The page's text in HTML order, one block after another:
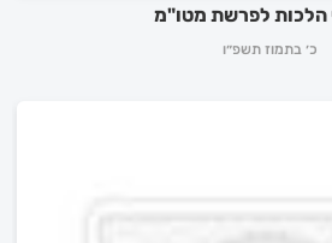
הלכות לפרשת מטו"מ
כ׳ בתמוז תשפ״ו